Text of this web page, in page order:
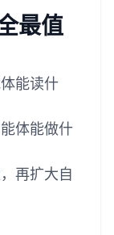
最值
能读什
体能做什
再扩大自